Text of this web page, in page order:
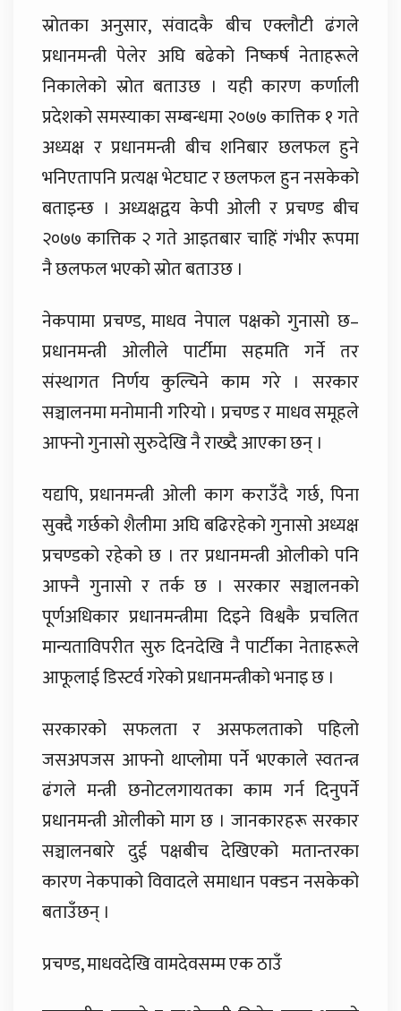
स्रोतका अनुसार, संवादकै बीच एक्लौटी ढंगले
प्रधानमन्त्री पेलेर अघि बढेको निष्कर्ष नेताहरूले
निकालेको स्रोत बताउछ । यही कारण कर्णाली
प्रदेशको समस्याका सम्बन्धमा २०७७ कात्तिक १ गते
अध्यक्ष र प्रधानमन्त्री बीच शनिबार छलफल हुने
भनिएतापनि प्रत्यक्ष भेटघाट र छलफल हुन नसकेको
बताइन्छ । अध्यक्षद्वय केपी ओली र प्रचण्ड बीच
२०७७ कात्तिक २ गते आइतबार चाहिं गंभीर रूपमा
नै छलफल भएको स्रोत बताउछ ।
नेकपामा प्रचण्ड, माधव नेपाल पक्षको गुनासो छ–
प्रधानमन्त्री ओलीले पार्टीमा सहमति गर्ने तर
संस्थागत निर्णय कुल्चिने काम गरे । सरकार
सञ्चालनमा मनोमानी गरियो । प्रचण्ड र माधव समूहले
आफ्नो गुनासो सुरुदेखि नै राख्दै आएका छन् ।
यद्यपि, प्रधानमन्त्री ओली काग कराउँदै गर्छ, पिना
सुक्दै गर्छको शैलीमा अघि बढिरहेको गुनासो अध्यक्ष
प्रचण्डको रहेको छ । तर प्रधानमन्त्री ओलीको पनि
आफ्नै गुनासो र तर्क छ । सरकार सञ्चालनको
पूर्णअधिकार प्रधानमन्त्रीमा दिइने विश्वकै प्रचलित
मान्यताविपरीत सुरु दिनदेखि नै पार्टीका नेताहरूले
आफूलाई डिस्टर्व गरेको प्रधानमन्त्रीको भनाइ छ ।
सरकारको सफलता र असफलताको पहिलो
जसअपजस आफ्नो थाप्लोमा पर्ने भएकाले स्वतन्त्र
ढंगले मन्त्री छनोटलगायतका काम गर्न दिनुपर्ने
प्रधानमन्त्री ओलीको माग छ । जानकारहरू सरकार
सञ्चालनबारे दुई पक्षबीच देखिएको मतान्तरका
कारण नेकपाको विवादले समाधान पक्डन नसकेको
बताउँछन् ।
प्रचण्ड, माधवदेखि वामदेवसम्म एक ठाउँ